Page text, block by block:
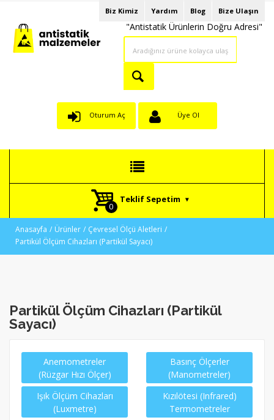
Biz Kimiz Yardım Blog Bize Ulaşın
"Antistatik Ürünlerin Doğru Adresi"
Oturum Aç Üye Ol
Teklif Sepetim
Anasayfa Ürünler
Çevresel Ölçü Aletleri
Partikül Ölçüm Cihazları (Partikül Sayacı)
Partikül Ölçüm Cihazları (Partikül
Sayacı)
Anemometreler
(Rüzgar Hızı Ölçer)
Basınç Ölçerler
(Manometreler)
Işık Ölçüm Cihazları
(Luxmetre)
Kızılötesi (Infrared)
Termometreler